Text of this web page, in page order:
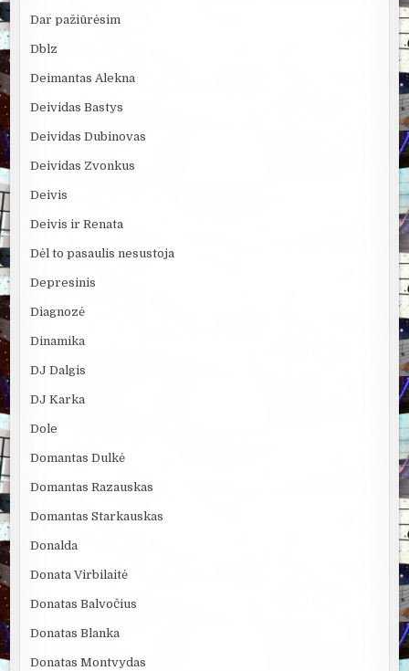
Dar pažiūrėsim
Dblz
Deimantas Alekna
Deividas Bastys
Deividas Dubinovas
Deividas Zvonkus
Deivis
Deivis ir Renata
Dėl to pasaulis nesustoja
Depresinis
Diagnozė
Dinamika
DJ Dalgis
DJ Karka
Dole
Domantas Dulkė
Domantas Razauskas
Domantas Starkauskas
Donalda
Donata Virbilaitė
Donatas Balvočius
Donatas Blanka
Donatas Montvydas